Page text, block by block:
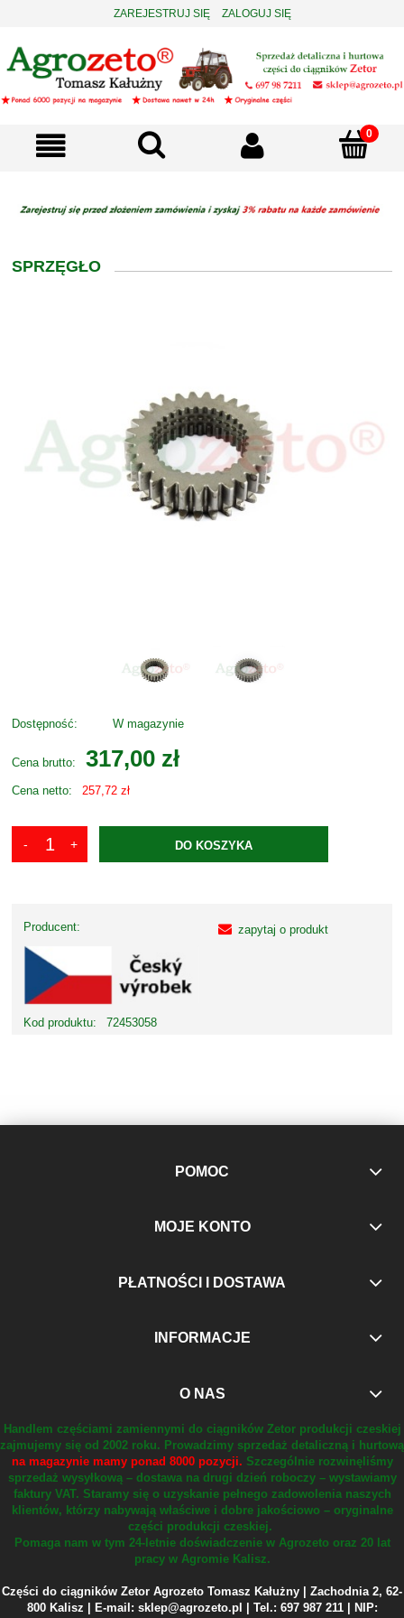
ZAREJESTRUJ SIĘ ZALOGUJ SIĘ
SPRZĘGŁO
Dostępność: W magazynie
Cena brutto: 317,00 zł
Cena netto: 257,72 zł
DO KOSZYKA
Producent:
Kod produktu: 72453058
zapytaj o produkt
POMOC
MOJE KONTO
PŁATNOŚCI I DOSTAWA
INFORMACJE
O NAS
Handlem częściami zamiennymi do ciągników Zetor produkcji czeskiej
zajmujemy się od 2002 roku. Prowadzimy sprzedaż detaliczną i hurtową
na magazynie mamy ponad 8000 pozycji. Szczególnie rozwinęliśmy
sprzedaż wysyłkową – dostawa na drugi dzień roboczy – wystawiamy
faktury VAT. Staramy się o uzyskanie pełnego zadowolenia naszych
klientów, którzy nabywają właściwe i dobre jakościowo – oryginalne
części produkcji czeskiej.
Pomaga nam w tym 24-letnie doświadczenie w Agrozeto oraz 20 lat
pracy w Agromie Kalisz.
Części do ciągników Zetor Agrozeto Tomasz Kałużny | Zachodnia 2, 62-
800 Kalisz | E-mail: sklep@agrozeto.pl | Tel.: 697 987 211 | NIP: